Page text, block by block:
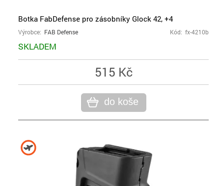
Botka FabDefense pro zásobníky Glock 42, +4
Výrobce: FAB Defense Kód: fx-4210b
SKLADEM
515 Kč
do koše